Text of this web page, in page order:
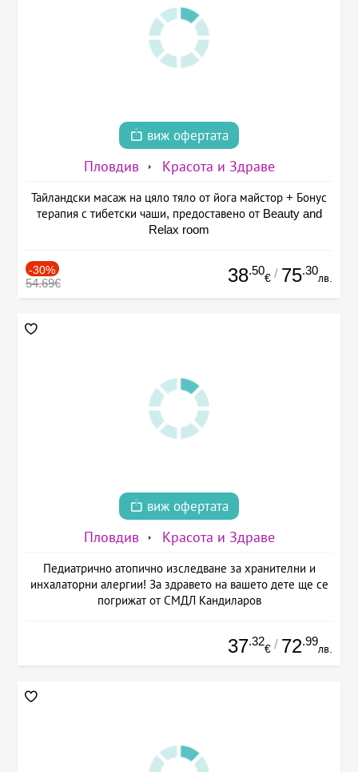
виж офертата
Пловдив Красота и Здраве
Тайландски масаж на цяло тяло от йога майстор + Бонус
терапия с тибетски чаши, предоставено от Beauty and
Relax room
-30%
54.69€ 38.50
€ / 75.30
лв.
виж офертата
Пловдив Красота и Здраве
Педиатрично атопично изследване за хранителни и
инхалаторни алергии! За здравето на вашето дете ще се
погрижат от СМДЛ Кандиларов
37.32
€ / 72.99
лв.